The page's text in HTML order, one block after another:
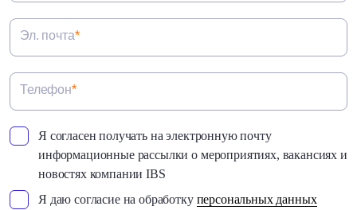
Эл. почта*
Телефон*
Я согласен получать на электронную почту
информационные рассылки о мероприятиях, вакансиях и
новостях компании IBS
Я даю согласие на обработку персональных данных